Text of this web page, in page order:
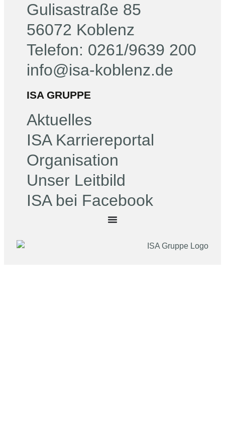
Gulisastraße 85
56072 Koblenz
Telefon: 0261/9639 200
info@isa-koblenz.de
ISA GRUPPE
Aktuelles
ISA Karriereportal
Organisation
Unser Leitbild
ISA bei Facebook